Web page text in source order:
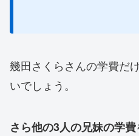
幾田さくらさんの学費だ
いでしょう。
さら他の3人の兄妹の学費